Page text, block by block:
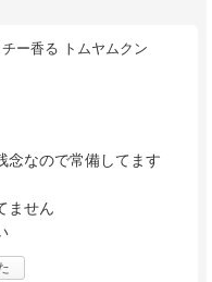
ー香る トムヤムクン
念なので常備してます
ません